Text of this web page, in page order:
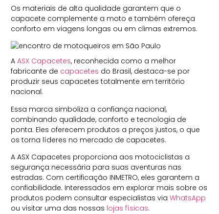
Os materiais de alta qualidade garantem que o
capacete complemente a moto e também ofereça
conforto em viagens longas ou em climas extremos.
AASX Capacetes, reconhecida como a melhor
fabricante de capacetes do Brasil, destaca-se por
produzir seus capacetes totalmente em território
nacional.
Essa marca simboliza a confiança nacional,
combinando qualidade, conforto e tecnologia de
ponta. Eles oferecem produtos a preços justos, o que
os torna líderes no mercado de capacetes.
A ASX Capacetes proporciona aos motociclistas a
segurança necessária para suas aventuras nas
estradas. Com certificação INMETRO, eles garantem a
confiabilidade. Interessados em explorar mais sobre os
produtos podem consultar especialistas viaWhatsApp
ou visitar uma das nossas lojas físicas.